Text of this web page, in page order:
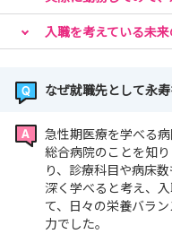
1500#miniTab
◆==◆◆==◆==2027卒
【開催形式】 WEB
【予約フォーム】
https://
入職を考えている未
なぜ就職先として永
急性期医療を学べる
総合病院のことを知
り、診療科目や病床
深く学べると考え、
て、日々の栄養バラ
力でした。